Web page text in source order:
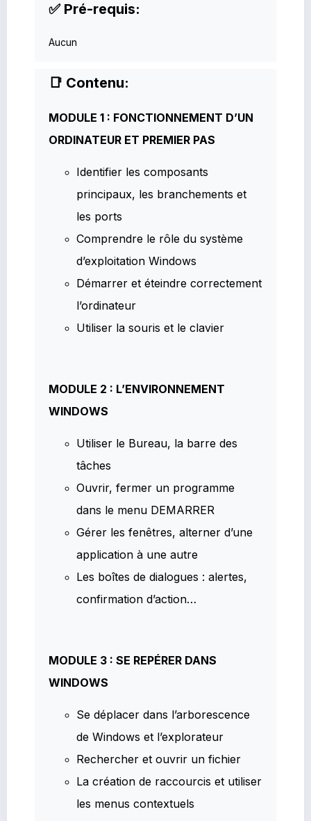
✅ Pré-requis:
Aucun
📑 Contenu:
MODULE 1 : FONCTIONNEMENT D’UN
ORDINATEUR ET PREMIER PAS
Identifier les composants
principaux, les branchements et
les ports
Comprendre le rôle du système
d’exploitation Windows
Démarrer et éteindre correctement
l’ordinateur
Utiliser la souris et le clavier
MODULE 2 : L’ENVIRONNEMENT
WINDOWS
Utiliser le Bureau, la barre des
tâches
Ouvrir, fermer un programme
dans le menu DEMARRER
Gérer les fenêtres, alterner d’une
application à une autre
Les boîtes de dialogues : alertes,
confirmation d’action…
MODULE 3 : SE REPÉRER DANS
WINDOWS
Se déplacer dans l’arborescence
de Windows et l’explorateur
Rechercher et ouvrir un fichier
La création de raccourcis et utiliser
les menus contextuels